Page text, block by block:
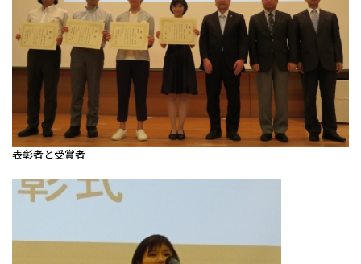
表彰者と受賞者